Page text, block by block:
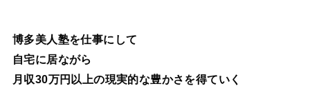
博多美人塾を仕事にして
自宅に居ながら
月収30万円以上の現実的な豊かさを得ていく